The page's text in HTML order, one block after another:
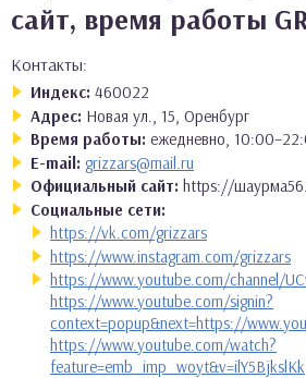
сайт, время работы
Контакты:
Индекс: 460022
Адрес: Новая ул., 15, Оренбург
Время работы: ежедневно,
E-mail: grizzars@mail.ru
Официальный сайт: https://
Социальные сети:
https://vk.com/grizzars
https://www.instagram.com/grizzars
https://www.youtube.com/channel/
https://www.youtube.com/signin?
context=popup&next=https://
https://www.youtube.com/watch?
feature=emb_imp_woyt&v=ilY5BjkslKk